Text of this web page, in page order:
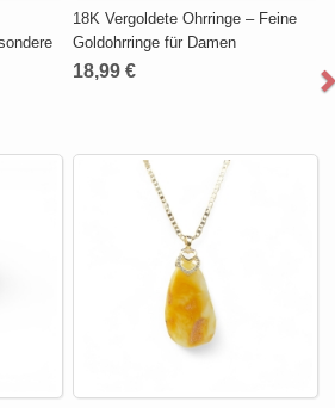
18K Vergoldete Ohrringe – Feine
Goldohrringe für Damen
18,99 €